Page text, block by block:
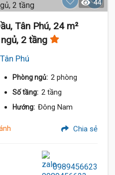
44
Tân Phú, 24 m²
2 tầng
Phú
Phòng ngủ: 2 phòng
Số tầng: 2 tầng
Hướng: Đông Nam
Chia sẻ
0989456623